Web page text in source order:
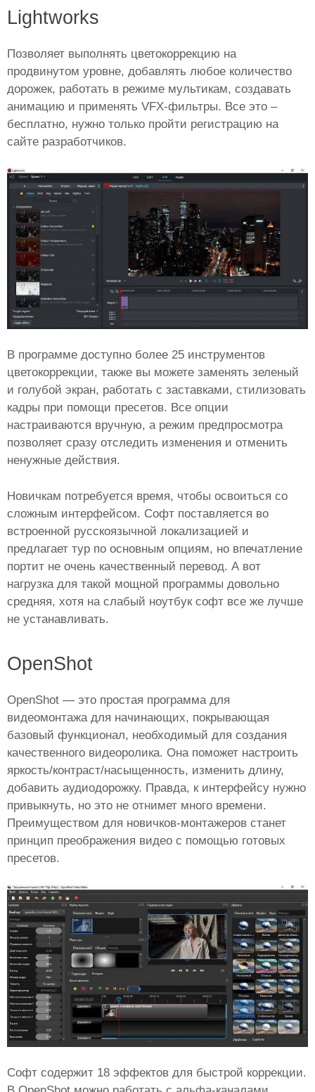
Lightworks
Позволяет выполнять цветокоррекцию на
продвинутом уровне, добавлять любое количество
дорожек, работать в режиме мультикам, создавать
анимацию и применять VFX-фильтры. Все это –
бесплатно, нужно только пройти регистрацию на
сайте разработчиков.
В программе доступно более 25 инструментов
цветокоррекции, также вы можете заменять зеленый
и голубой экран, работать с заставками, стилизовать
кадры при помощи пресетов. Все опции
настраиваются вручную, а режим предпросмотра
позволяет сразу отследить изменения и отменить
ненужные действия.
Новичкам потребуется время, чтобы освоиться со
сложным интерфейсом. Софт поставляется во
встроенной русскоязычной локализацией и
предлагает тур по основным опциям, но впечатление
портит не очень качественный перевод. А вот
нагрузка для такой мощной программы довольно
средняя, хотя на слабый ноутбук софт все же лучше
не устанавливать.
OpenShot
OpenShot — это простая программа для
видеомонтажа для начинающих, покрывающая
базовый функционал, необходимый для создания
качественного видеоролика. Она поможет настроить
яркость/контраст/насыщенность, изменить длину,
добавить аудиодорожку. Правда, к интерфейсу нужно
привыкнуть, но это не отнимет много времени.
Преимуществом для новичков-монтажеров станет
принцип преображения видео с помощью готовых
пресетов.
Софт содержит 18 эффектов для быстрой коррекции.